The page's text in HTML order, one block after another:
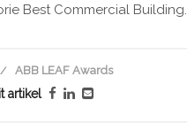
Best Commercial Building.
ABB LEAF Awards
artikel